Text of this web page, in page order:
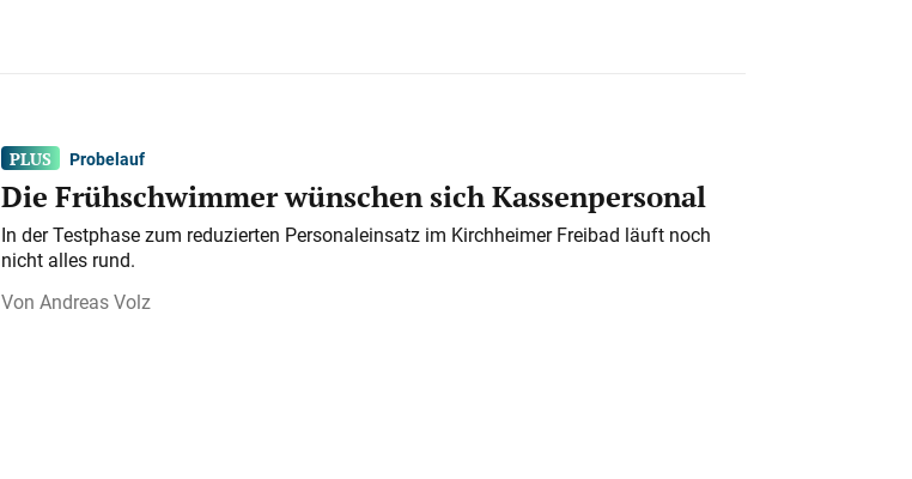
Probelauf
Die Frühschwimmer wünschen sich Kassenpersonal
In der Testphase zum reduzierten Personaleinsatz im Kirchheimer Freibad läuft noch
nicht alles rund.
Andreas Volz